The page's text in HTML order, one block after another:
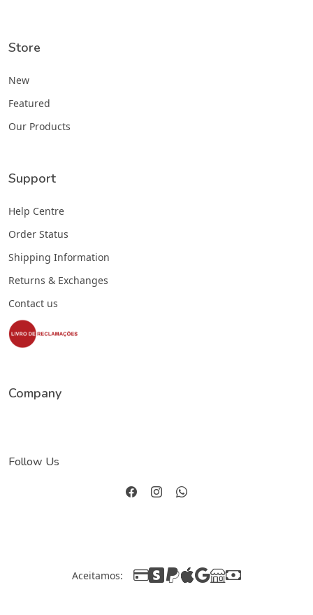
Store
New
Featured
Our Products
Support
Help Centre
Order Status
Shipping Information
Returns & Exchanges
Contact us
Company
Follow Us
Aceitamos: